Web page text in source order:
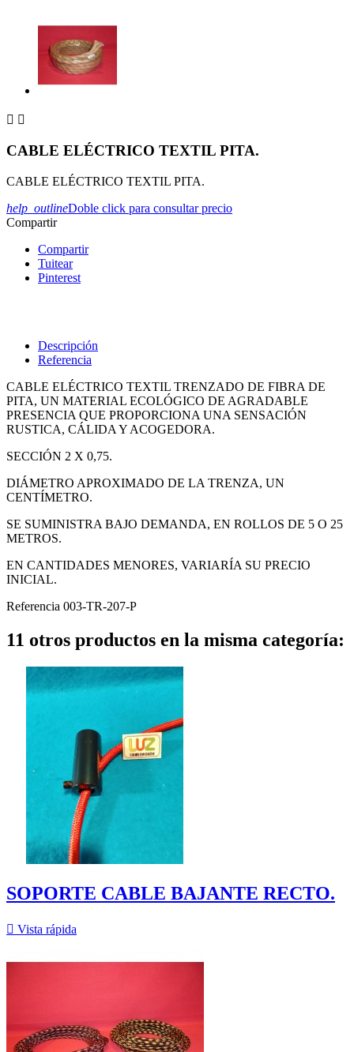
 
CABLE ELÉCTRICO TEXTIL PITA.
CABLE ELÉCTRICO TEXTIL PITA.
help_outlineDoble click para consultar precio
Compartir
Compartir
Tuitear
Pinterest
Descripción
Referencia
CABLE ELÉCTRICO TEXTIL TRENZADO DE FIBRA DE
PITA, UN MATERIAL ECOLÓGICO DE AGRADABLE
PRESENCIA QUE PROPORCIONA UNA SENSACIÓN
RUSTICA, CÁLIDA Y ACOGEDORA.
SECCIÓN 2 X 0,75.
DIÁMETRO APROXIMADO DE LA TRENZA, UN
CENTÍMETRO.
SE SUMINISTRA BAJO DEMANDA, EN ROLLOS DE 5 O 25
METROS.
EN CANTIDADES MENORES, VARIARÍA SU PRECIO
INICIAL.
Referencia 003-TR-207-P
11 otros productos en la misma categoría:
SOPORTE CABLE BAJANTE RECTO.
 Vista rápida